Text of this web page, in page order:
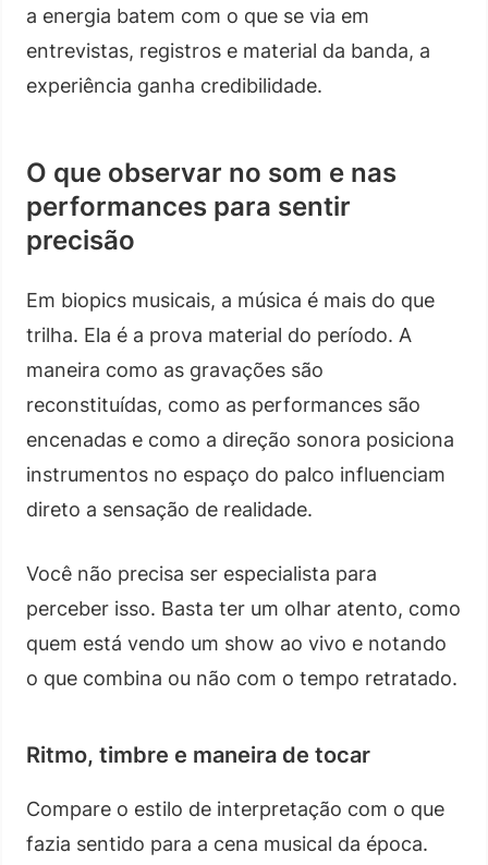
a energia batem com o que se via em
entrevistas, registros e material da banda, a
experiência ganha credibilidade.
O que observar no som e nas
performances para sentir
precisão
Em biopics musicais, a música é mais do que
trilha. Ela é a prova material do período. A
maneira como as gravações são
reconstituídas, como as performances são
encenadas e como a direção sonora posiciona
instrumentos no espaço do palco influenciam
direto a sensação de realidade.
Você não precisa ser especialista para
perceber isso. Basta ter um olhar atento, como
quem está vendo um show ao vivo e notando
o que combina ou não com o tempo retratado.
Ritmo, timbre e maneira de tocar
Compare o estilo de interpretação com o que
fazia sentido para a cena musical da época.